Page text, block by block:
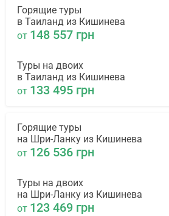
Горящие туры
в Таиланд из Кишинева
от 148 557 грн
Туры на двоих
в Таиланд из Кишинева
от 133 495 грн
Горящие туры
на Шри-Ланку из Кишинева
от 126 536 грн
Туры на двоих
на Шри-Ланку из Кишинева
от 123 469 грн